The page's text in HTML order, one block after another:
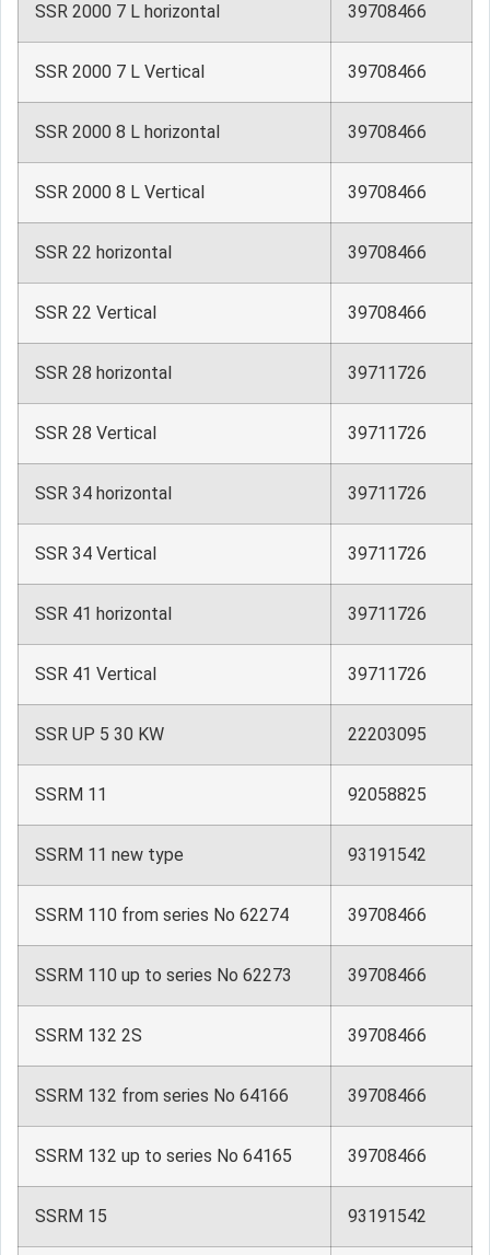
SSR 2000 7 L horizontal 39708466
SSR 2000 7 L Vertical 39708466
SSR 2000 8 L horizontal 39708466
SSR 2000 8 L Vertical 39708466
SSR 22 horizontal 39708466
SSR 22 Vertical 39708466
SSR 28 horizontal 39711726
SSR 28 Vertical 39711726
SSR 34 horizontal 39711726
SSR 34 Vertical 39711726
SSR 41 horizontal 39711726
SSR 41 Vertical 39711726
SSR UP 5 30 KW 22203095
SSRM 11 92058825
SSRM 11 new type 93191542
SSRM 110 from series No 62274 39708466
SSRM 110 up to series No 62273 39708466
SSRM 132 2S 39708466
SSRM 132 from series No 64166 39708466
SSRM 132 up to series No 64165 39708466
SSRM 15 93191542